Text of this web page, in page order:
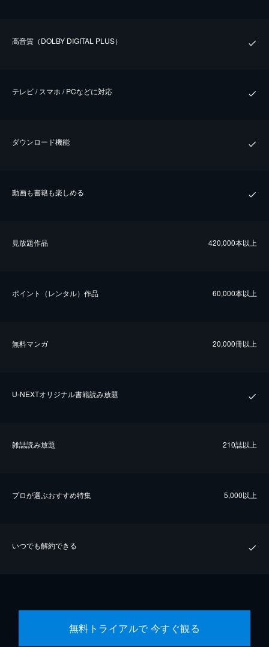
⾼⾳質（DOLBY DIGITAL PLUS）
テレビ / スマホ / PCなどに対応
ダウンロード機能
動画も書籍も楽しめる
⾒放題作品 420,000本以上
ポイント（レンタル）作品 60,000本以上
無料マンガ 20,000冊以上
U-NEXTオリジナル書籍読み放題
雑誌読み放題 210誌以上
プロが選ぶおすすめ特集 5,000以上
いつでも解約できる
無料トライアルで 今すぐ観る